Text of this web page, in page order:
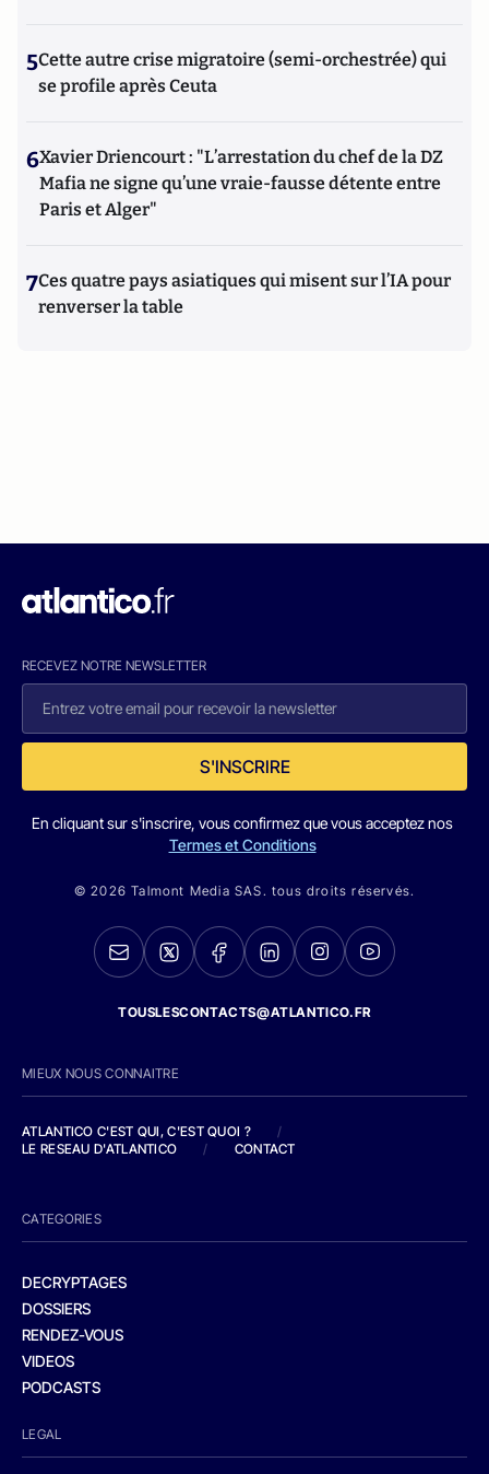
5Cette autre crise migratoire (semi-orchestrée) qui
se profile après Ceuta
6Xavier Driencourt : "L’arrestation du chef de la DZ
Mafia ne signe qu’une vraie-fausse détente entre
Paris et Alger"
7Ces quatre pays asiatiques qui misent sur l’IA pour
renverser la table
RECEVEZ NOTRE NEWSLETTER
S'INSCRIRE
En cliquant sur s'inscrire, vous confirmez que vous acceptez nos
Termes et Conditions
© 2026 Talmont Media SAS. tous droits réservés.
TOUSLESCONTACTS@ATLANTICO.FR
MIEUX NOUS CONNAITRE
ATLANTICO C'EST QUI, C'EST QUOI ?
/
LE RESEAU D'ATLANTICO
/ CONTACT
CATEGORIES
DECRYPTAGES
DOSSIERS
RENDEZ-VOUS
VIDEOS
PODCASTS
LEGAL